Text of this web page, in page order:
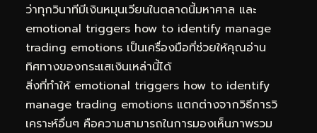
ว่าทุกวินาทีมีเงินหมุนเวียนในตลาดนี้มหาศาล และ
emotional triggers how to identify manage
trading emotions เป็นเครื่องมือที่ช่วยให้คุณอ่าน
ทิศทางของกระแสเงินเหล่านี้ได้
สิ่งที่ทำให้ emotional triggers how to identify
manage trading emotions แตกต่างจากวิธีการวิ
เคราะห์อื่นๆ คือความสามารถในการมองเห็นภาพรวม